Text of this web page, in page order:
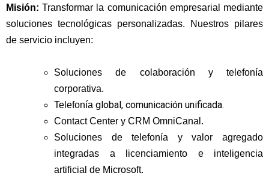
Misión:Transformar la comunicación empresarial mediante
soluciones tecnológicas personalizadas. Nuestros pilares
de servicio incluyen:
Soluciones de colaboración y telefonía
corporativa.
Telefonía global, comunicación unificada.
Contact Center y CRM OmniCanal.
Soluciones de telefonía y valor agregado
integradas a licenciamiento e inteligencia
artificial de Microsoft.